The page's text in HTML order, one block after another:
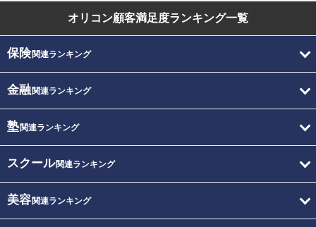
オリコン顧客満足度ランキング一覧
保険関連ランキング
金融関連ランキング
塾関連ランキング
スクール関連ランキング
美容関連ランキング